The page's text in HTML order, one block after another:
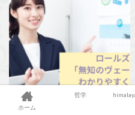
2022年10月31日
ホーム
哲学